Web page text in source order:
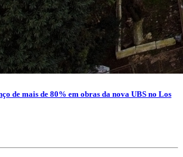
de mais de 80% em obras da nova UBS no Los